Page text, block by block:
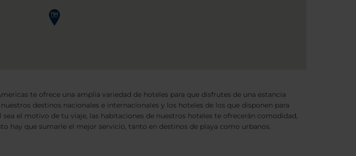
te ofrece una amplia variedad de hoteles para que disfrutes de una estancia
destinos nacionales e internacionales y los hoteles de los que disponen para
el motivo de tu viaje, las habitaciones de nuestros hoteles te ofrecerán comodidad,
hay que sumarle el mejor servicio, tanto en destinos de playa como urbanos.